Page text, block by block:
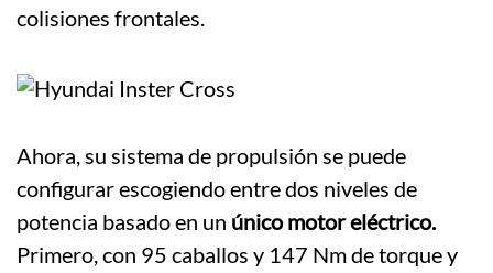
colisiones frontales.
Ahora, su sistema de propulsión se puede
configurar escogiendo entre dos niveles de
potencia basado en un único motor eléctrico.
Primero, con 95 caballos y 147 Nm de torque y